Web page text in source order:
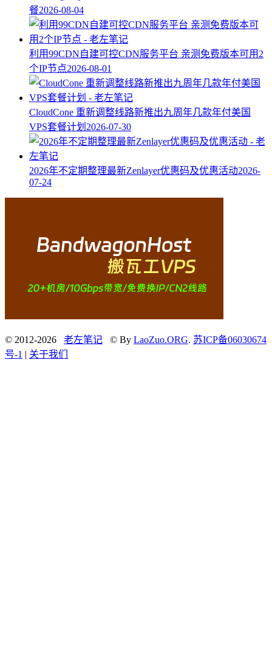
餐2026-08-04
利用99CDN自建可控CDN服务平台 亲测免费版本可用2
个IP节点2026-08-01
CloudCone 重新调整线路新推出九周年几款年付美国
VPS套餐计划 2026-07-30
2026年不定期整理最新Zenlayer优惠码及优惠活动2026-
07-24
© 2012-2026 老左笔记 © By LaoZuo.ORG. 苏ICP备06030674
号-1 | 关于我们